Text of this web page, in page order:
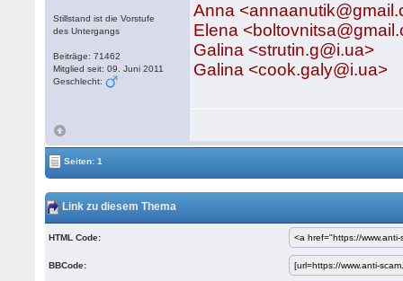
Stillstand ist die Vorstufe
des Untergangs
Beiträge: 71462
Mitglied seit: 09. Juni 2011
Geschlecht:
Anna
Elena
Galina <strutin.g@i.ua>
Galina <cook.galy@i.ua>
Seiten: 1
Link zu diesem Thema
HTML Code:
BBCode: